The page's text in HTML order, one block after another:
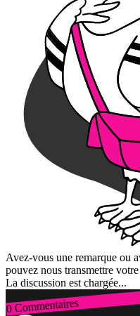
Avez-vous une remarque ou
pouvez nous transmettre
La discussion est chargée...
0 Commentaires
Connexion